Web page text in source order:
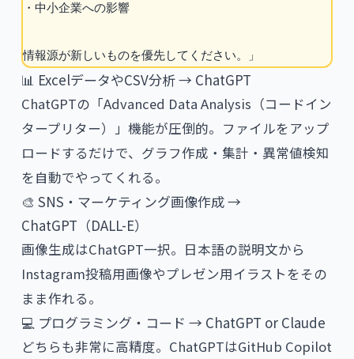
・中小企業への影響
情報源が新しいものを優先してください。」
📊 ExcelデータやCSV分析 → ChatGPT
ChatGPTの「Advanced Data Analysis（コードイン
タープリター）」機能が圧倒的。ファイルをアップ
ロードするだけで、グラフ作成・集計・異常値検知
を自動でやってくれる。
🎨 SNS・マーケティング画像作成 →
ChatGPT（DALL-E）
画像生成はChatGPT一択。日本語の説明文から
Instagram投稿用画像やプレゼン用イラストをその
まま作れる。
💻 プログラミング・コード → ChatGPT or Claude
どちらも非常に高精度。ChatGPTはGitHub Copilot